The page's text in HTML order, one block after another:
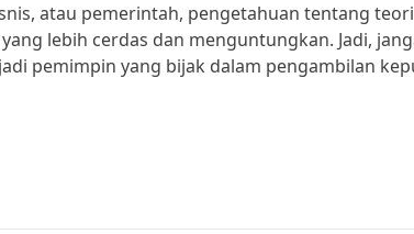
atau pemerintah, pengetahuan tentang teori
lebih cerdas dan menguntungkan. Jadi,
pemimpin yang bijak dalam pengambilan